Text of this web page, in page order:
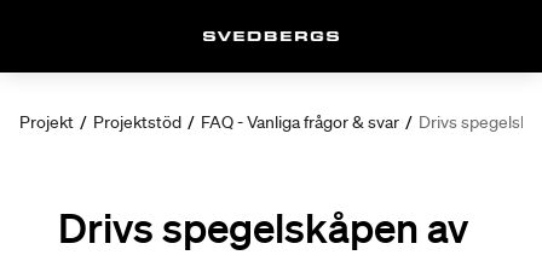
Projekt / Projektstöd / FAQ - Vanliga frågor & svar / Drivs
Drivs spegelskåpen av